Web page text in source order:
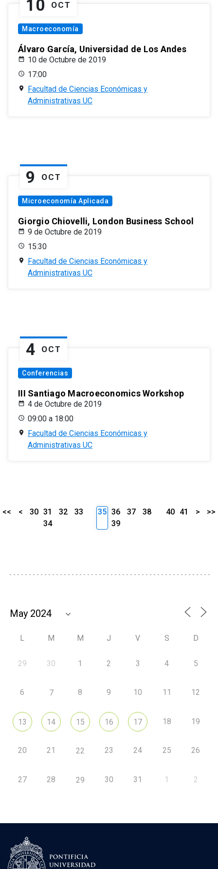
10 OCT
Macroeconomía
Álvaro García, Universidad de Los Andes
10 de Octubre de 2019
17:00
Facultad de Ciencias Económicas y
Administrativas UC
9 OCT
Microeconomía Aplicada
Giorgio Chiovelli, London Business School
9 de Octubre de 2019
15:30
Facultad de Ciencias Económicas y
Administrativas UC
4 OCT
Conferencias
III Santiago Macroeconomics Workshop
4 de Octubre de 2019
09:00 a 18:00
Facultad de Ciencias Económicas y
Administrativas UC
<< < 30 31 32
33
34
35 36 37
38
39
40 41 > >>
L M M J V S D
29 30 1 2 3 4 5
6 7 8 9 10 11 12
13 14 15 16 17 18 19
20 21 22 23 24 25 26
27 28 29 30 31 1 2